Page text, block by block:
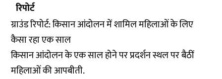
रिपोर्ट
ग्राउंड रिपोर्ट: किसान आंदोलन में शामिल महिलाओं के लिए
कैसा रहा एक साल
किसान आंदोलन के एक साल होने पर प्रदर्शन स्थल पर बैठीं
महिलाओं की आपबीती.